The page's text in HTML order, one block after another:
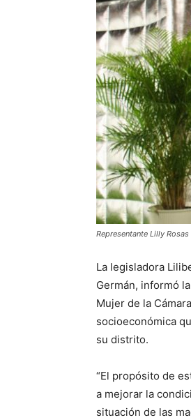
Representante Lilly Rosas
La legisladora
Germán, informó
Mujer de la
socioeconómica
su distrito.
“El propósito de
a mejorar la
situación de las